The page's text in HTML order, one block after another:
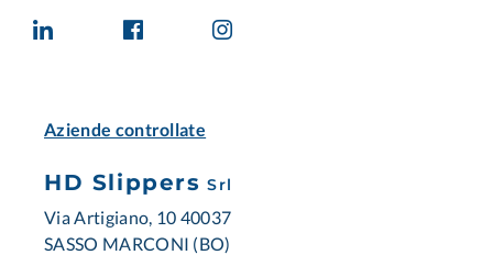
Aziende controllate
HD Slippers Srl
Via Artigiano, 10 40037
SASSO MARCONI (BO)